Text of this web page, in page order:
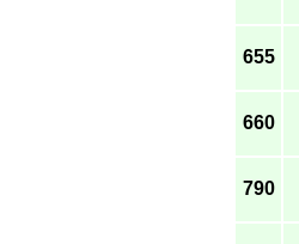
655
660
790